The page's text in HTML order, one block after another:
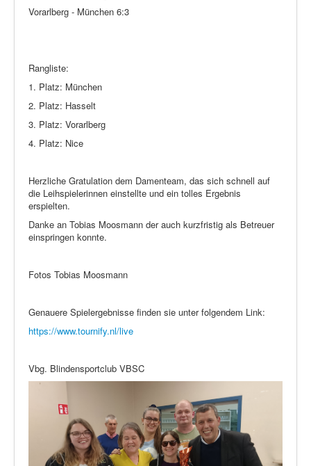
Vorarlberg - München 6:3
Rangliste:
1. Platz: München
2. Platz: Hasselt
3. Platz: Vorarlberg
4. Platz: Nice
Herzliche Gratulation dem Damenteam, das sich schnell auf
die Leihspielerinnen einstellte und ein tolles Ergebnis
erspielten.
Danke an Tobias Moosmann der auch kurzfristig als Betreuer
einspringen konnte.
Fotos Tobias Moosmann
Genauere Spielergebnisse finden sie unter folgendem Link:
https://www.tournify.nl/live
Vbg. Blindensportclub VBSC